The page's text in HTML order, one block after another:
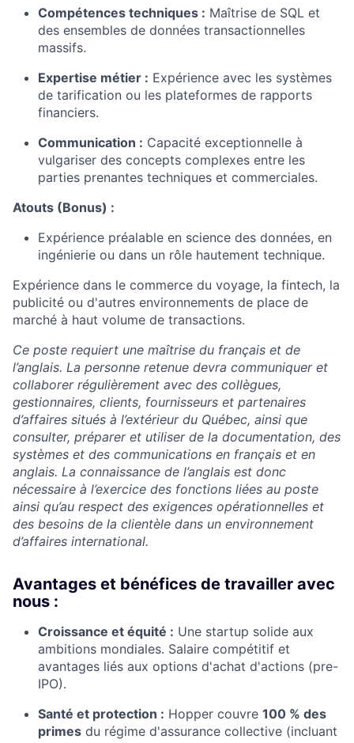
Compétences techniques : Maîtrise de SQL et
des ensembles de données transactionnelles
massifs.
Expertise métier : Expérience avec les systèmes
de tarification ou les plateformes de rapports
financiers.
Communication : Capacité exceptionnelle à
vulgariser des concepts complexes entre les
parties prenantes techniques et commerciales.
Atouts (Bonus) :
Expérience préalable en science des données, en
ingénierie ou dans un rôle hautement technique.
Expérience dans le commerce du voyage, la fintech, la
publicité ou d'autres environnements de place de
marché à haut volume de transactions.
Ce poste requiert une maîtrise du français et de
l’anglais. La personne retenue devra communiquer et
collaborer régulièrement avec des collègues,
gestionnaires, clients, fournisseurs et partenaires
d’affaires situés à l’extérieur du Québec, ainsi que
consulter, préparer et utiliser de la documentation, des
systèmes et des communications en français et en
anglais. La connaissance de l’anglais est donc
nécessaire à l’exercice des fonctions liées au poste
ainsi qu’au respect des exigences opérationnelles et
des besoins de la clientèle dans un environnement
d’affaires international.
Avantages et bénéfices de travailler avec
nous :
Croissance et équité : Une startup solide aux
ambitions mondiales. Salaire compétitif et
avantages liés aux options d'achat d'actions (pre-
IPO).
Santé et protection : Hopper couvre 100 % des
primes du régime d'assurance collective (incluant